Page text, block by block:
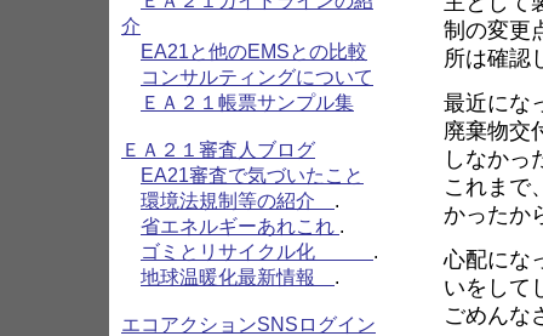
制の変更
所は確認
最近にな
廃棄物交
しなかっ
これまで
かったか
心配にな
いをして
ごめんな
介
EA21と他のEMSとの比較
コンサルティングについて
ＥＡ２１帳票サンプル集
ＥＡ２１審査人ブログ
EA21審査で気づいたこと
環境法規制等の紹介 .
省エネルギーあれこれ .
ゴミとリサイクル化 .
地球温暖化最新情報 .
エコアクションSNSログイン